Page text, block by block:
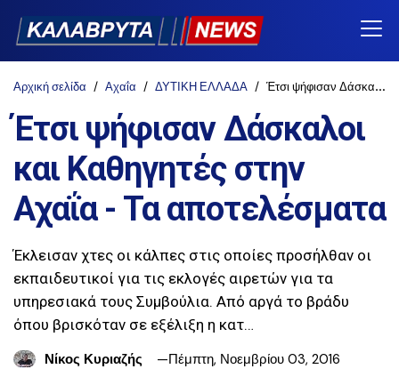
Αρχική σελίδα Αχαΐα ΔΥΤΙΚΗ ΕΛΛΑΔΑ Έτσι ψήφισαν Δάσκαλοι και Καθηγητές στην Αχαΐα - Τα αποτελέσματα
Έτσι ψήφισαν Δάσκαλοι
και Καθηγητές στην
Αχαΐα - Τα αποτελέσματα
Έκλεισαν χτες οι κάλπες στις οποίες προσήλθαν οι
εκπαιδευτικοί για τις εκλογές αιρετών για τα
υπηρεσιακά τους Συμβούλια. Από αργά το βράδυ
όπου βρισκόταν σε εξέλιξη η κατ…
Νίκος Κυριαζής
Πέμπτη, Νοεμβρίου 03, 2016